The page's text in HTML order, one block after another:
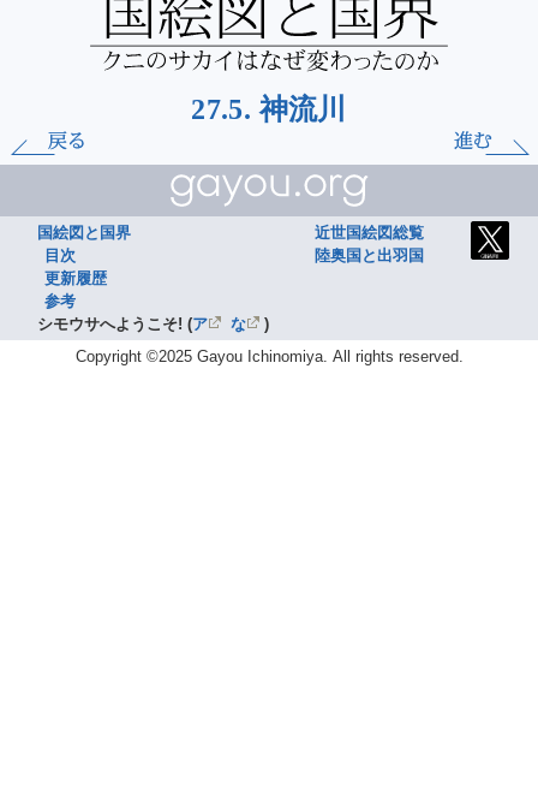
27.5. 神流川
国絵図と国界
目次
更新履歴
参考
シモウサへようこそ! (ア な )
近世国絵図総覧
陸奥国と出羽国
Copyright ©2025 Gayou Ichinomiya. All rights reserved.